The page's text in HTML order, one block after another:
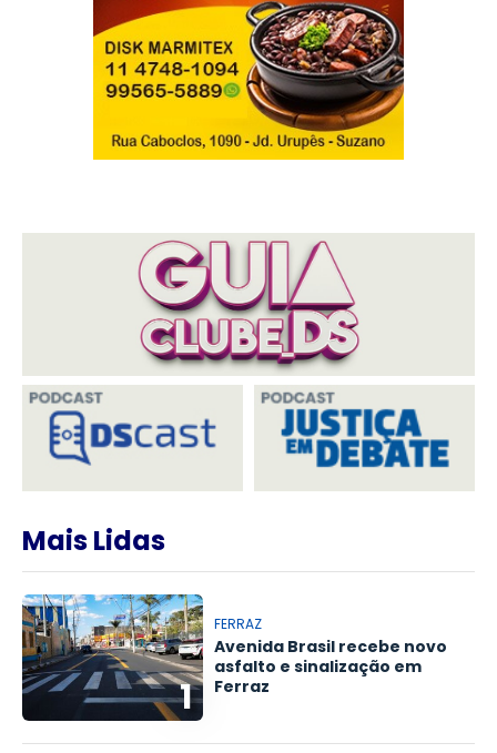
Mais Lidas
1
FERRAZ
Avenida Brasil recebe novo
asfalto e sinalização em
Ferraz